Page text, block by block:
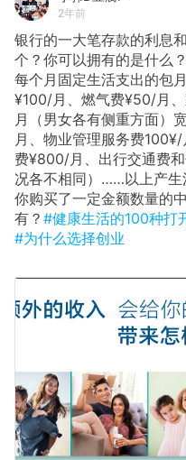
2年前
银行的一大笔存款的利息
个？你可以拥有的是什么？
每个月固定生活支出的包
¥100/月、燃气费¥50/月
月（男女各有侧重方面）
月、物业管理服务费
费¥800/月、出行交通费
况各不相同）……以上产生
你购买了一定金额数量的
有？ #健康生活的100种打
#为什么选择创业